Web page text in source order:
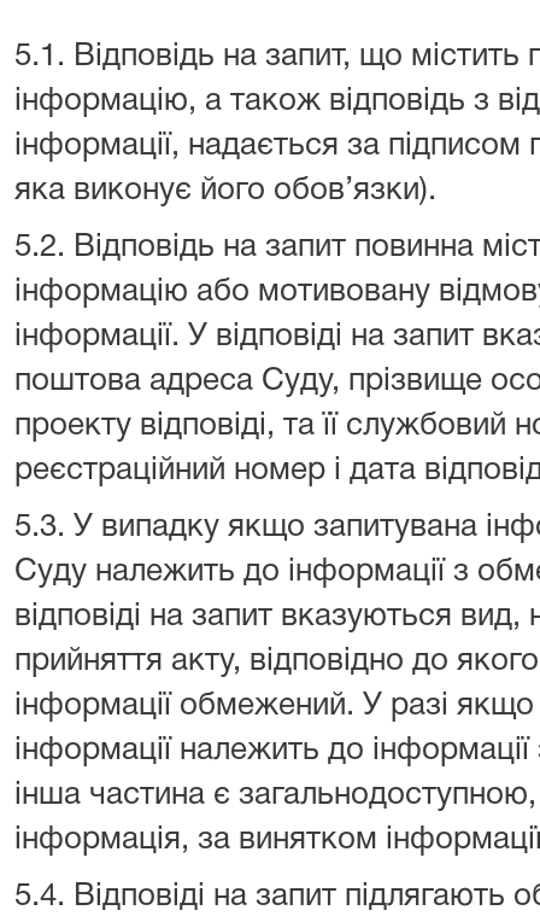
5.1. Відповідь на запит, що містить
інформацію, а також відповідь з
інформації, надається за
яка виконує його обов’язки).
5.2. Відповідь на запит повинна
інформацію або мотивовану
інформації. У відповіді на запит
поштова адреса Суду, прізвище
проекту відповіді, та її
реєстраційний номер і дата
5.3. У випадку якщо запитувана
Суду належить до інформації з
відповіді на запит вказуються
прийняття акту, відповідно до
інформації обмежений. У разі якщо
інформації належить до
інша частина є
інформація, за винятком
5.4. Відповіді на запит підлягають